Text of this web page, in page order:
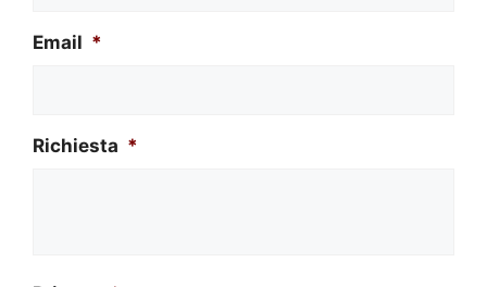
Email *
Richiesta *